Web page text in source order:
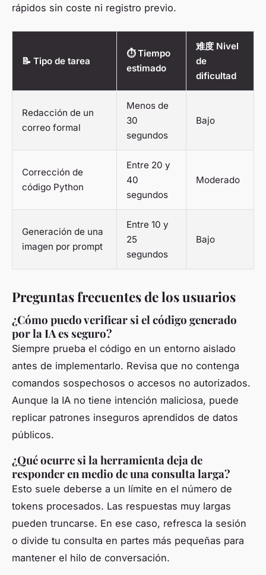
rápidos sin coste ni registro previo.
📝 Tipo de tarea
⏱️ Tiempo
estimado
难度 Nivel
de
dificultad
Redacción de un
correo formal
Menos de
30
segundos
Bajo
Corrección de
código Python
Entre 20 y
40
segundos
Moderado
Generación de una
imagen por prompt
Entre 10 y
25
segundos
Bajo
Preguntas frecuentes de los usuarios
¿Cómo puedo verificar si el código generado
por la IA es seguro?
Siempre prueba el código en un entorno aislado
antes de implementarlo. Revisa que no contenga
comandos sospechosos o accesos no autorizados.
Aunque la IA no tiene intención maliciosa, puede
replicar patrones inseguros aprendidos de datos
públicos.
¿Qué ocurre si la herramienta deja de
responder en medio de una consulta larga?
Esto suele deberse a un límite en el número de
tokens procesados. Las respuestas muy largas
pueden truncarse. En ese caso, refresca la sesión
o divide tu consulta en partes más pequeñas para
mantener el hilo de conversación.